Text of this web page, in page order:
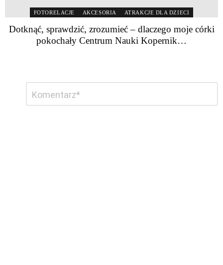
FOTORELACJE AKCESORIA ATRAKCJE DLA DZIECI
Dotknąć, sprawdzić, zrozumieć – dlaczego moje córki
pokochały Centrum Nauki Kopernik…
komentarz